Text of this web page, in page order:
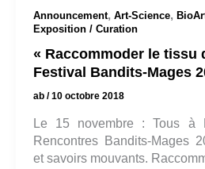
Announcement, Art-Science,
Exposition / Curation
« Raccommoder le tissu
Festival Bandits-Mages
ab /10 octobre 2018
Le 15 novembre : Tous à
Rencontres Bandits-Mages
et savoirs mouvants.